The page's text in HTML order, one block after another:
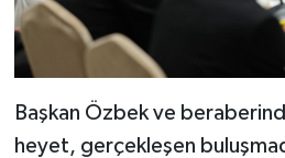
Başkan Özbek ve
heyet, gerçekleşen